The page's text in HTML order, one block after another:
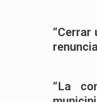
“Cerrar
“La